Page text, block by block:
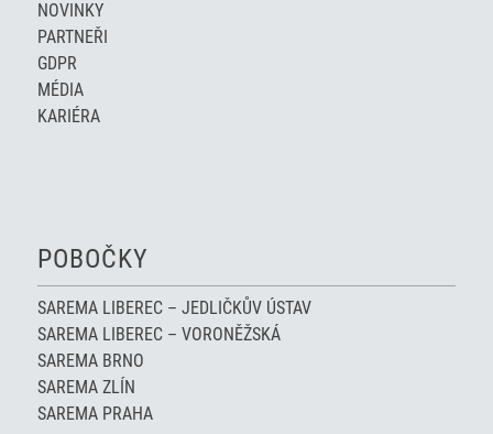
NOVINKY
PARTNEŘI
GDPR
MÉDIA
KARIÉRA
POBOČKY
SAREMA LIBEREC – JEDLIČKŮV ÚSTAV
SAREMA LIBEREC – VORONĚŽSKÁ
SAREMA BRNO
SAREMA ZLÍN
SAREMA PRAHA